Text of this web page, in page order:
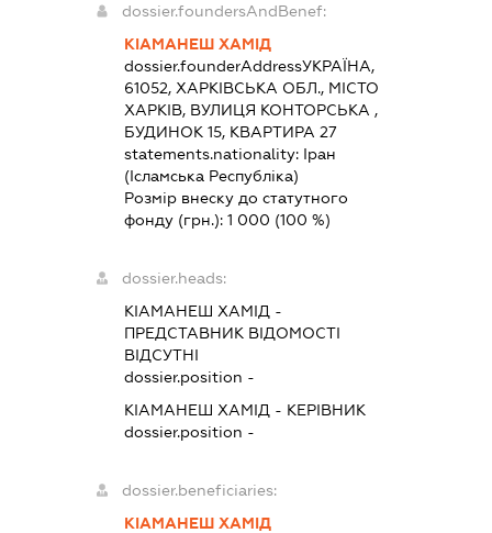
dossier.foundersAndBenef:
КІАМАНЕШ ХАМІД
dossier.founderAddressУКРАЇНА,
61052, ХАРКІВСЬКА ОБЛ., МІСТО
ХАРКІВ, ВУЛИЦЯ КОНТОРСЬКА ,
БУДИНОК 15, КВАРТИРА 27
statements.nationality: Іран
(Ісламська Республіка)
Розмір внеску до статутного
фонду (грн.): 1 000 (100 %)
dossier.heads:
КІАМАНЕШ ХАМІД -
ПРЕДСТАВНИК ВІДОМОСТІ
ВІДСУТНІ
dossier.position -
КІАМАНЕШ ХАМІД - КЕРІВНИК
dossier.position -
dossier.beneficiaries:
КІАМАНЕШ ХАМІД